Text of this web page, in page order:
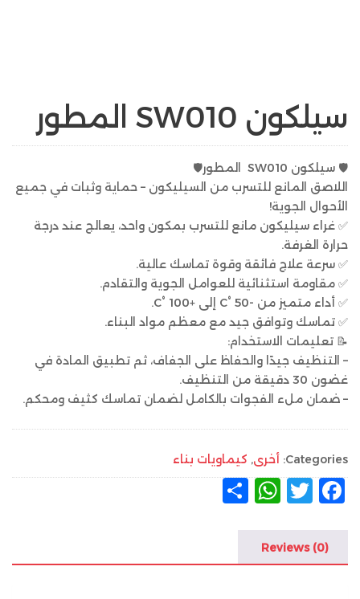
سيلكون SW010 المطور
🛡 سيلكون SW010 المطور🛡
اللاصق المانع للتسرب من السيليكون – حماية وثبات في جميع
الأحوال الجوية!
✅ غراء سيليكون مانع للتسرب بمكون واحد، يعالج عند درجة
حرارة الغرفة.
✅ سرعة علاج فائقة وقوة تماسك عالية.
✅ مقاومة استثنائية للعوامل الجوية والتقادم.
✅ أداء متميز من -50 °C إلى +100 °C.
✅ تماسك وتوافق جيد مع معظم مواد البناء.
📝 تعليمات الاستخدام:
– التنظيف جيدًا والحفاظ على الجفاف، ثم تطبيق المادة في
غضون 30 دقيقة من التنظيف.
– ضمان ملء الفجوات بالكامل لضمان تماسك كثيف ومحكم.
Categories: أخرى, كيماويات بناء
F
c
e
T
it
te
W
s
Reviews (0)